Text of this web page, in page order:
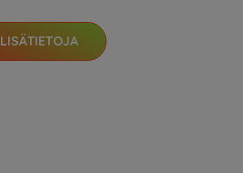
LISÄTIETOJA